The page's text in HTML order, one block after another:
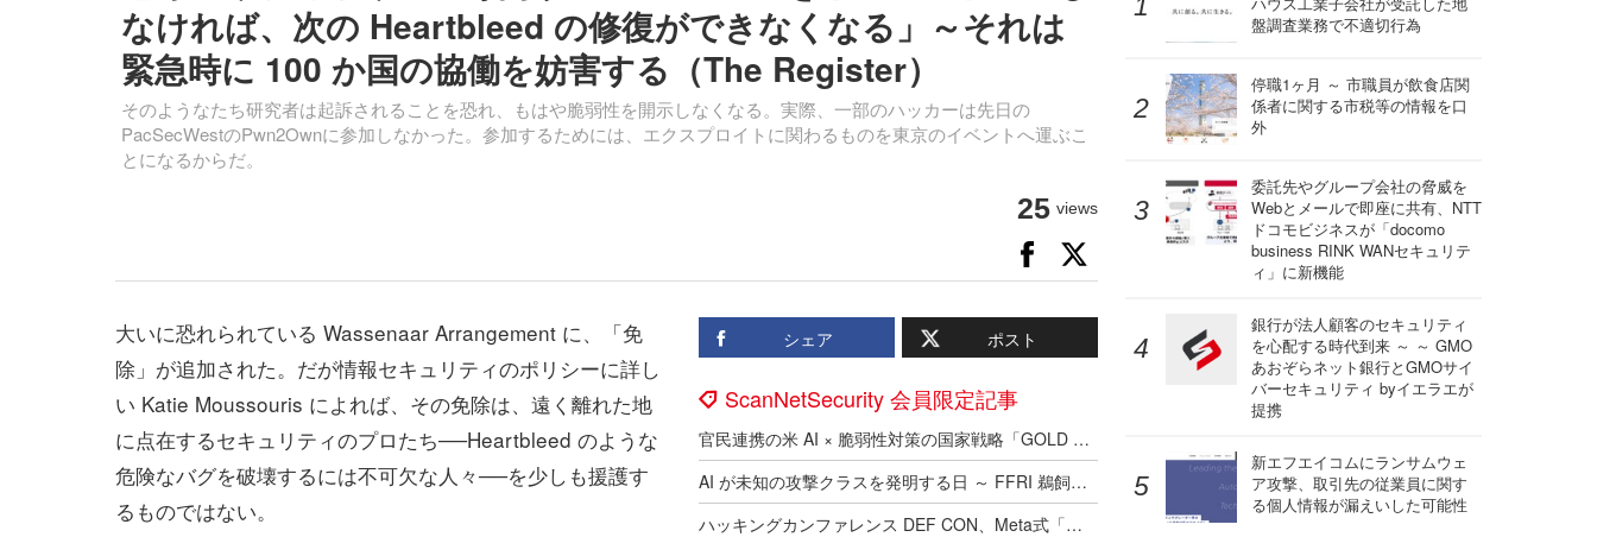
なければ、次の Heartbleed の修復ができなくなる」～それは
緊急時に 100 か国の協働を妨害する（The Register）
そのようなたち研究者は起訴されることを恐れ、もはや脆弱性を開示しなくなる。実際、一部のハッカーは先日の
PacSecWestのPwn2Ownに参加しなかった。参加するためには、エクスプロイトに関わるものを東京のイベントへ運ぶこ
とになるからだ。
25 views
シェア ポスト
ScanNetSecurity 会員限定記事
官民連携の米 AI × 脆弱性対策の国家戦略「GOLD EAGLE」ほか [Scan PREMIUM Monthly Executive Summary 2026年7月度]
AI が未知の攻撃クラスを発明する日 ～ FFRI 鵜飼裕司の Black Hat USA 2026 今年の見どころ
ハッキングカンファレンス DEF CON、Meta式「変態メガネ」全面禁止（度付きもNG）広がるスマートグラス締め出し
大いに恐れられている Wassenaar Arrangement に、「免
除」が追加された。だが情報セキュリティのポリシーに詳し
い Katie Moussouris によれば、その免除は、遠く離れた地
に点在するセキュリティのプロたち──Heartbleed のような
危険なバグを破壊するには不可欠な人々──を少しも援護す
るものではない。
盤調査業務で不適切行為
停職1ヶ月 ～ 市職員が飲食店関
係者に関する市税等の情報を口
外
委託先やグループ会社の脅威を
Webとメールで即座に共有、NTT
ドコモビジネスが「docomo
business RINK WANセキュリテ
ィ」に新機能
銀行が法人顧客のセキュリティ
を心配する時代到来 ～ ～ GMO
あおぞらネット銀行とGMOサイ
バーセキュリティ byイエラエが
提携
新エフエイコムにランサムウェ
ア攻撃、取引先の従業員に関す
る個人情報が漏えいした可能性